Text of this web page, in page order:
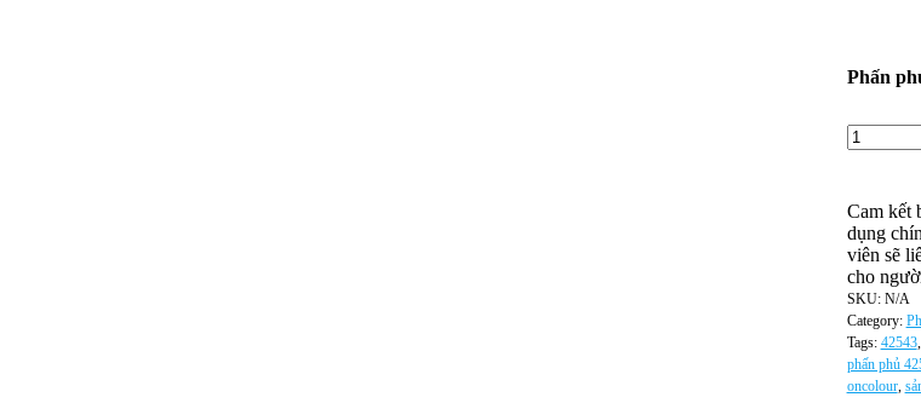
Phấn
Cam kết
dụng
viên sẽ
cho
SKU: N/A
Category:
Tags: 42543,
phấn phủ
oncolour,